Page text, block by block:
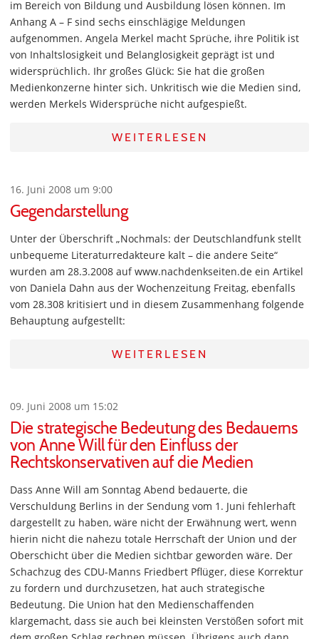
im Bereich von Bildung und Ausbildung lösen können. Im
Anhang A – F sind sechs einschlägige Meldungen
aufgenommen. Angela Merkel macht Sprüche, ihre Politik ist
von Inhaltslosigkeit und Belanglosigkeit geprägt ist und
widersprüchlich. Ihr großes Glück: Sie hat die großen
Medienkonzerne hinter sich. Unkritisch wie die Medien sind,
werden Merkels Widersprüche nicht aufgespießt.
WEITERLESEN
16. Juni 2008 um 9:00
Gegendarstellung
Unter der Überschrift „Nochmals: der Deutschlandfunk stellt
unbequeme Literaturredakteure kalt – die andere Seite“
wurden am 28.3.2008 auf www.nachdenkseiten.de ein Artikel
von Daniela Dahn aus der Wochenzeitung Freitag, ebenfalls
vom 28.308 kritisiert und in diesem Zusammenhang folgende
Behauptung aufgestellt:
WEITERLESEN
09. Juni 2008 um 15:02
Die strategische Bedeutung des Bedauerns
von Anne Will für den Einfluss der
Rechtskonservativen auf die Medien
Dass Anne Will am Sonntag Abend bedauerte, die
Verschuldung Berlins in der Sendung vom 1. Juni fehlerhaft
dargestellt zu haben, wäre nicht der Erwähnung wert, wenn
hierin nicht die nahezu totale Herrschaft der Union und der
Oberschicht über die Medien sichtbar geworden wäre. Der
Schachzug des CDU-Manns Friedbert Pflüger, diese Korrektur
zu fordern und durchzusetzen, hat auch strategische
Bedeutung. Die Union hat den Medienschaffenden
klargemacht, dass sie auch bei kleinsten Verstößen sofort mit